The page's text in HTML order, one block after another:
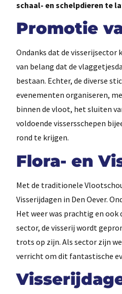
schaal- en schelpdieren te
Promotie
Ondanks dat de
van belang dat de
bestaan. Echter, de diverse
evenementen organiseren,
binnen de vloot, het sluiten
voldoende vissersschepen
rond te krijgen.
Flora- en
Met de traditionele
Visserijdagen in Den Oever.
Het weer was prachtig en
sector, de visserij wordt
trots op zijn. Als sector zijn
verricht om dit fantastische